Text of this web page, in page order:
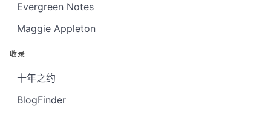
Evergreen Notes
Maggie Appleton
收录
十年之约
BlogFinder